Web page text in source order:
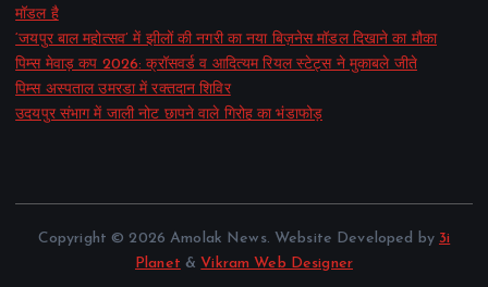
मॉडल है
‘जयपुर बाल महोत्सव’ में झीलों की नगरी का नया बिज़नेस मॉडल दिखाने का मौका
पिम्स मेवाड़ कप 2026: क्रॉसवर्ड व आदित्यम रियल स्टेट्स ने मुकाबले जीते
पिम्स अस्पताल उमरडा में रक्तदान शिविर
उदयपुर संभाग में जाली नोट छापने वाले गिरोह का भंडाफोड़
Copyright © 2026 Amolak News. Website Developed by 3i
Planet &Vikram Web Designer